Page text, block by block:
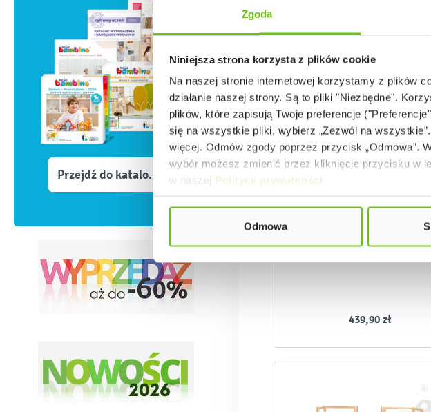
Zgoda
Niniejsza strona korzysta z plików cookie
Na naszej stronie internetowej korzystamy z plików
działanie naszej strony. Są to pliki "Niezbędne".
plików, które zapisują Twoje preferencje
się na wszystkie pliki, wybierz „Zezwól na
więcej. Odmów zgody poprzez przycisk „Odmowa”.
wybór możesz zmienić przez kliknięcie przycisku w
w naszej Polityce prywatności
Odmowa
Przejdź do katalogów
Ostatnie sztuki (5 szt.)
Osłony do kącika 095999
439,90 zł